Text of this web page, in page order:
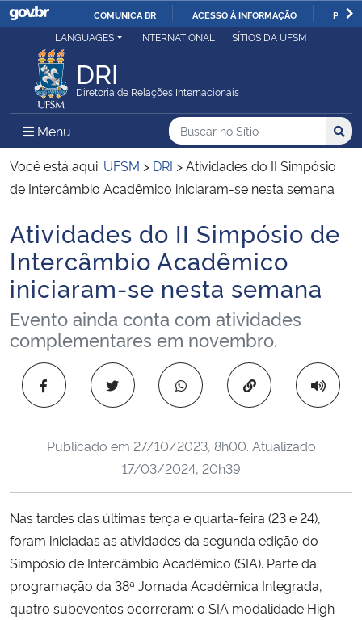
IR
COMUNICA BR ACESSO À INFORMAÇÃO
Ministério da Justiça e Segurança Pública
Ministério da Defesa
Ministério das Relações Exteriores
Ministério da Infraestrutura
Ministério da Agricultura, Pecuária e Abastecimento
Ministério da Educação
Ministério da Cidadania
Ministério da Saúde
Ministério do Meio Ambiente
Ministério do Turismo
LANGUAGES INTERNATIONAL SÍTIOS DA UFSM
DRI
Diretoria de Relações Internacionais
Menu Menu Principal do Sítio
Busca
Buscar no no Sítio
Busca:
Você está aqui: UFSM > DRI >Atividades do II Simpósio
de Intercâmbio Acadêmico iniciaram-se nesta semana
Início do conteúdo
Atividades do II Simpósio de
Intercâmbio Acadêmico
iniciaram-se nesta semana
Evento ainda conta com atividades
complementares em novembro.
Copiar para área
Publicado em 27/10/2023, 8h00. Atualizado
17/03/2024, 20h39
Nas tardes das últimas terça e quarta-feira (23 e 24),
foram iniciadas as atividades da segunda edição do
Simpósio de Intercâmbio Acadêmico (SIA). Parte da
programação da 38ª Jornada Acadêmica Integrada,
quatro subeventos ocorreram: o SIA modalidade High